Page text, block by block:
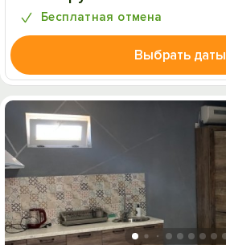
Бесплатная отмена
Выбрать даты